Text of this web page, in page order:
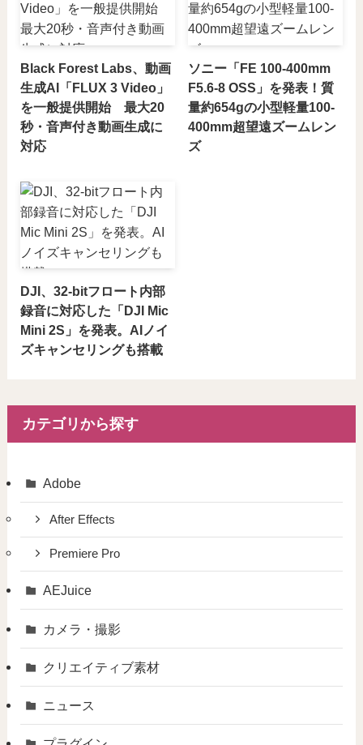
Black Forest Labs、動画
生成AI「FLUX 3 Video」
を一般提供開始 最大20
秒・音声付き動画生成に
対応
ソニー「FE 100-400mm
F5.6-8 OSS」を発表！質
量約654gの小型軽量100-
400mm超望遠ズームレン
ズ
DJI、32-bitフロート内部
録音に対応した「DJI Mic
Mini 2S」を発表。AIノイ
ズキャンセリングも搭載
カテゴリから探す
Adobe
After Effects
Premiere Pro
AEJuice
カメラ・撮影
クリエイティブ素材
ニュース